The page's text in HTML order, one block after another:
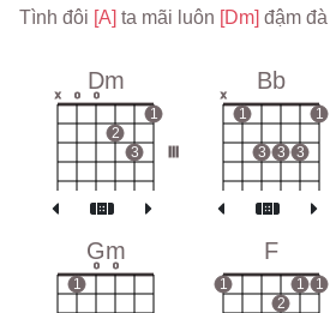
Tình đôi [A] ta mãi luôn [Dm] đậm đà
Dm
x o o
2
3
1
Bb
x
1
3 3 3
1
Gm
1
o o
F
1
2
1 1